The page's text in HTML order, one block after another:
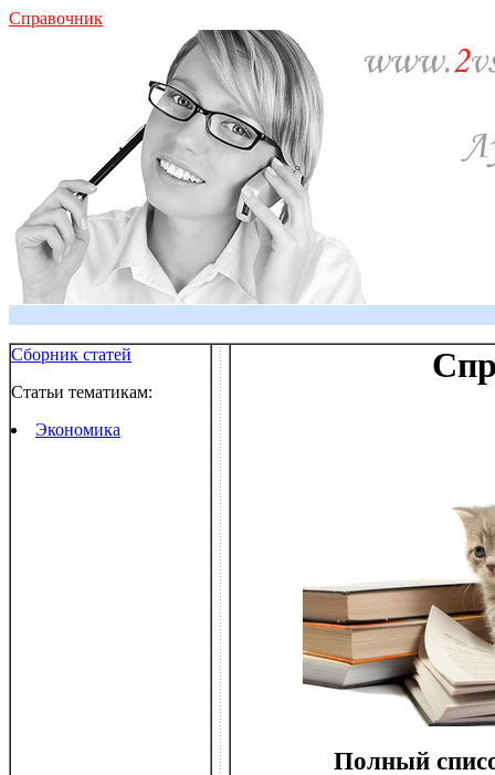
Справочник
Сборник статей
Статьи тематикам:
Экономика
Полный